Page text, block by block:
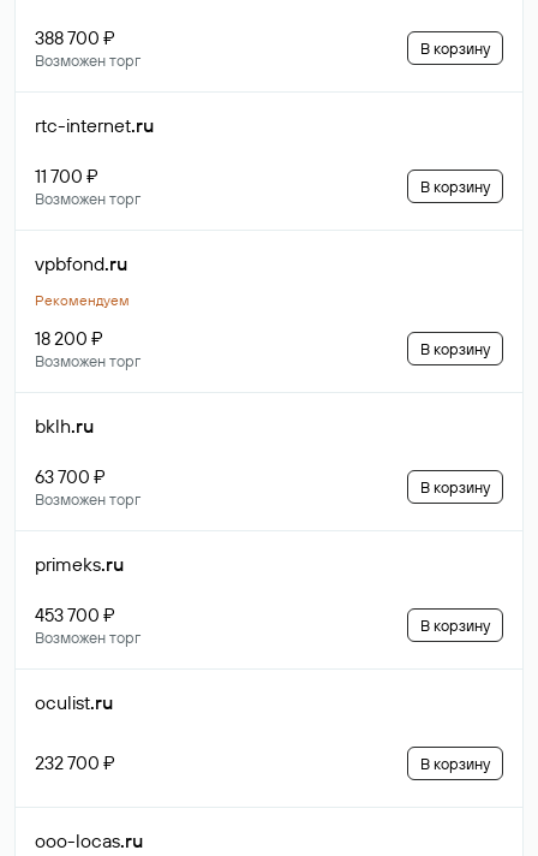
388 700 ₽
Возможен торг
В корзину
rtc-internet.ru
11 700 ₽
Возможен торг
В корзину
vpbfond.ru
Рекомендуем
18 200 ₽
Возможен торг
В корзину
bklh.ru
63 700 ₽
Возможен торг
В корзину
primeks.ru
453 700 ₽
Возможен торг
В корзину
oculist.ru
232 700 ₽ В корзину
ooo-locas.ru